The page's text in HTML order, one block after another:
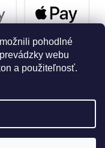
pohodlné
webu
a použiteľnosť.
práva vyhradené.